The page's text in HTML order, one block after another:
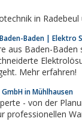
in Radebeul
Baden | Elektro
aus Baden-Baden
Mehr erfahren!
in Mühlhausen
- von der
professionellen